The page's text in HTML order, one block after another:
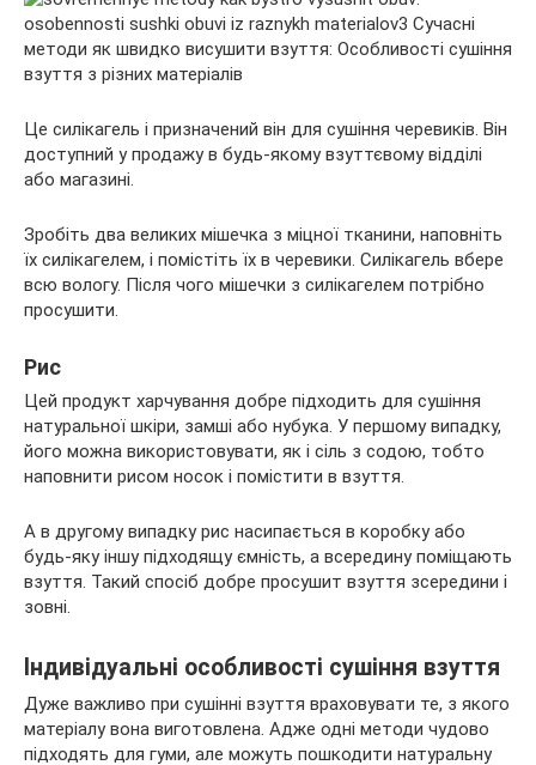
Це силікагель і призначений він для сушіння черевиків. Він
доступний у продажу в будь-якому взуттєвому відділі
або магазині.
Зробіть два великих мішечка з міцної тканини, наповніть
їх силікагелем, і помістіть їх в черевики. Силікагель вбере
всю вологу. Після чого мішечки з силікагелем потрібно
просушити.
Рис
Цей продукт харчування добре підходить для сушіння
натуральної шкіри, замші або нубука. У першому випадку,
його можна використовувати, як і сіль з содою, тобто
наповнити рисом носок і помістити в взуття.
А в другому випадку рис насипається в коробку або
будь-яку іншу підходящу ємність, а всередину поміщають
взуття. Такий спосіб добре просушит взуття зсередини і
зовні.
Індивідуальні особливості сушіння взуття
Дуже важливо при сушінні взуття враховувати те, з якого
матеріалу вона виготовлена. Адже одні методи чудово
підходять для гуми, але можуть пошкодити натуральну